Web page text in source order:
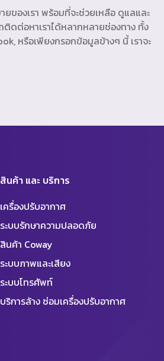
ของเรา พร้อมที่จะช่วยเหลือ ดูแลและ
ดต่อหาเราได้หลากหลายช่องทาง ทั้ง
หรือเพียงกรอกข้อมูลข้างๆ นี้ เราจะ
สินค้า และ บริการ
เครื่องปรับอากาศ
ระบบรักษาความปลอดภัย
สินค้า Coway
ระบบภาพและเสียง
ระบบโทรศัพท์
บริการล้าง ซ่อมเครื่องปรับอากาศ